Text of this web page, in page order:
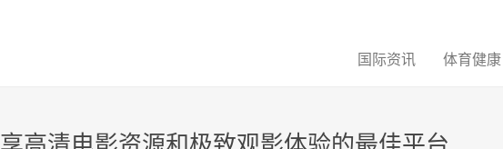
国际资讯 体育健康